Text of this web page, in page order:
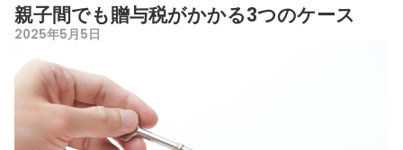
親子間でも贈与税がかかる3つのケース
2025年5月5日